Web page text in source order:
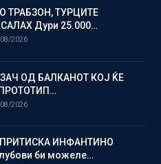
ТРАБЗОН, ТУРЦИТЕ
Дури 25.000…
2026
ОД БАЛКАНОТ КОЈ ЌЕ
2026
ИНФАНТИНО
би можеле…